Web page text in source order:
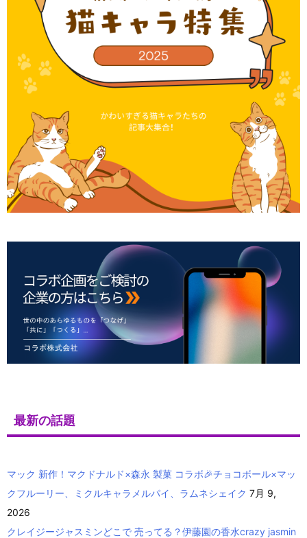
最新の話題
マック 新作！マクドナルド×森永 製菓 コラボ🎉チョコボール×マッ
クフルーリー、ミクルキャラメルパイ、ラムネシェイク 7月 9,
2026
クレイジージャスミンどこで 売ってる？伊藤園の香水crazy jasmin